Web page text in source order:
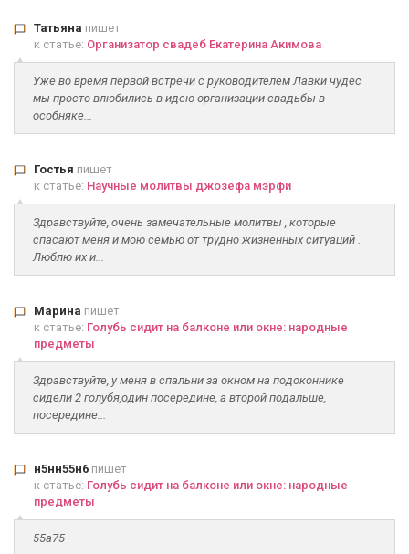
Татьяна пишет
к статье: Организатор свадеб Екатерина Акимова
Уже во время первой встречи с руководителем Лавки чудес
мы просто влюбились в идею организации свадьбы в
особняке...
Гостья пишет
к статье: Научные молитвы джозефа мэрфи
Здравствуйте, очень замечательные молитвы , которые
спасают меня и мою семью от трудно жизненных ситуаций .
Люблю их и...
Марина пишет
к статье: Голубь сидит на балконе или окне: народные
предметы
Здравствуйте, у меня в спальни за окном на подоконнике
сидели 2 голубя,один посередине, а второй подальше,
посередине...
н5нн55н6 пишет
к статье: Голубь сидит на балконе или окне: народные
предметы
55а75